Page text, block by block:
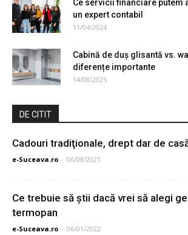
Ce servicii financiare putem
un expert contabil
11/04/2024
Cabină de duș glisantă vs.
diferențe importante
14/08/2025
DE CITIT
Cadouri tradiţionale, drept dar de
e-Suceava.ro - 06/08/2021
Ce trebuie să știi dacă vrei să alegi
termopan
e-Suceava.ro - 06/01/2022